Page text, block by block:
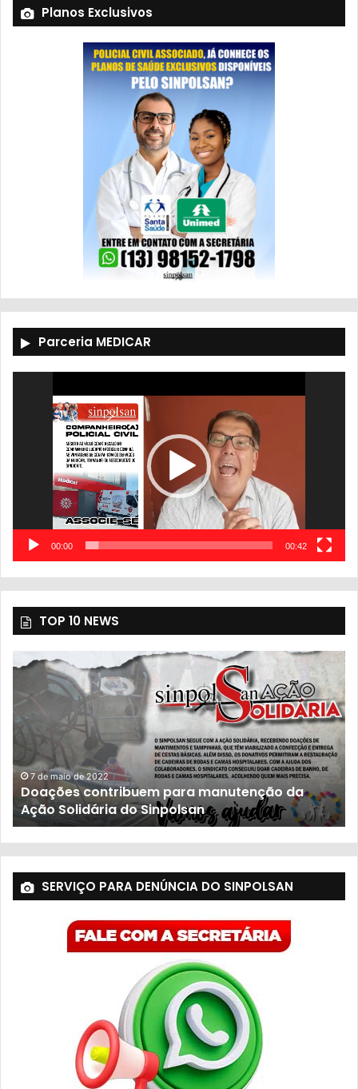
Planos Exclusivos
Parceria MEDICAR
00:00 00:42
TOP 10 NEWS
23 de novembro de 2021
População sofre com descaso do governo
SERVIÇO PARA DENÚNCIA DO SINPOLSAN